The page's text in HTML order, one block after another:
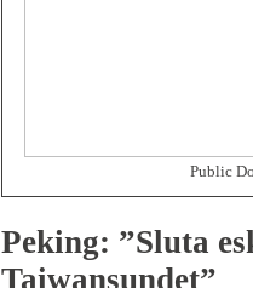
Public
Peking: ”Sluta
Taiwansundet”